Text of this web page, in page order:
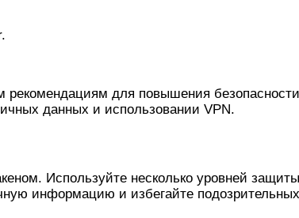
рекомендациям для повышения
данных и использовании VPN.
Используйте несколько уровней защиты
информацию и избегайте подозрительных